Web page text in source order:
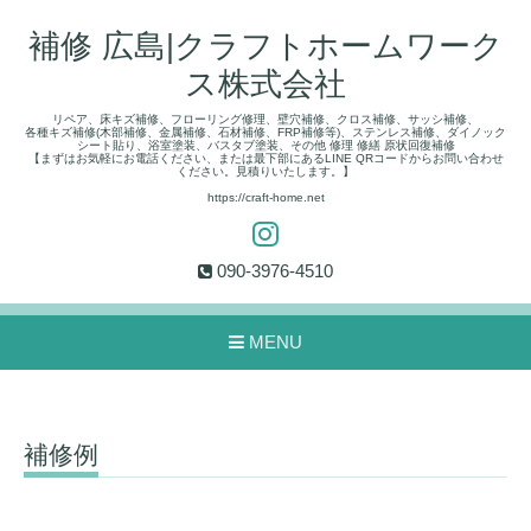
補修 広島|クラフトホームワーク
ス株式会社
リペア、床キズ補修、フローリング修理、壁穴補修、クロス補修、サッシ補修、
各種キズ補修(木部補修、金属補修、石材補修、FRP補修等)、ステンレス補修、ダイノック
シート貼り、浴室塗装、バスタブ塗装、その他 修理 修繕 原状回復補修
【まずはお気軽にお電話ください、または最下部にあるLINE QRコードからお問い合わせ
ください。見積りいたします。】
https://craft-home.net
090-3976-4510
MENU
補修例